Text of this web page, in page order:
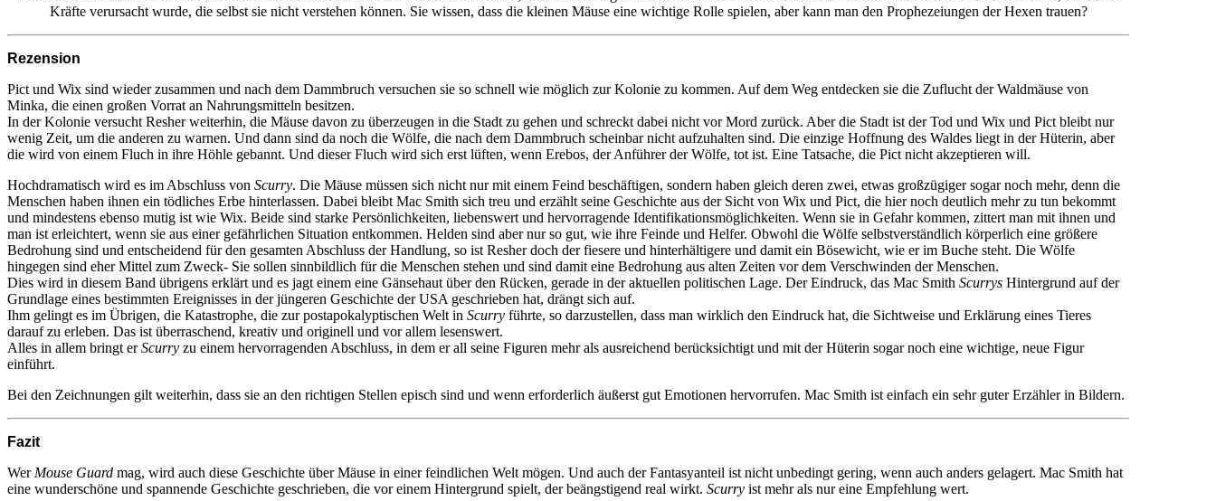
Kräfte verursacht wurde, die selbst sie nicht verstehen können. Sie wissen, dass die kleinen Mäuse eine wichtige Rolle spielen, aber kann man den Prophezeiungen der Hexen trauen?
Rezension
Pict und Wix sind wieder zusammen und nach dem Dammbruch versuchen sie so schnell wie möglich zur Kolonie zu kommen. Auf dem Weg entdecken sie die Zuflucht der Waldmäuse von
Minka, die einen großen Vorrat an Nahrungsmitteln besitzen.
In der Kolonie versucht Resher weiterhin, die Mäuse davon zu überzeugen in die Stadt zu gehen und schreckt dabei nicht vor Mord zurück. Aber die Stadt ist der Tod und Wix und Pict bleibt nur
wenig Zeit, um die anderen zu warnen. Und dann sind da noch die Wölfe, die nach dem Dammbruch scheinbar nicht aufzuhalten sind. Die einzige Hoffnung des Waldes liegt in der Hüterin, aber
die wird von einem Fluch in ihre Höhle gebannt. Und dieser Fluch wird sich erst lüften, wenn Erebos, der Anführer der Wölfe, tot ist. Eine Tatsache, die Pict nicht akzeptieren will.
Hochdramatisch wird es im Abschluss von Scurry. Die Mäuse müssen sich nicht nur mit einem Feind beschäftigen, sondern haben gleich deren zwei, etwas großzügiger sogar noch mehr, denn die
Menschen haben ihnen ein tödliches Erbe hinterlassen. Dabei bleibt Mac Smith sich treu und erzählt seine Geschichte aus der Sicht von Wix und Pict, die hier noch deutlich mehr zu tun bekommt
und mindestens ebenso mutig ist wie Wix. Beide sind starke Persönlichkeiten, liebenswert und hervorragende Identifikationsmöglichkeiten. Wenn sie in Gefahr kommen, zittert man mit ihnen und
man ist erleichtert, wenn sie aus einer gefährlichen Situation entkommen. Helden sind aber nur so gut, wie ihre Feinde und Helfer. Obwohl die Wölfe selbstverständlich körperlich eine größere
Bedrohung sind und entscheidend für den gesamten Abschluss der Handlung, so ist Resher doch der fiesere und hinterhältigere und damit ein Bösewicht, wie er im Buche steht. Die Wölfe
hingegen sind eher Mittel zum Zweck- Sie sollen sinnbildlich für die Menschen stehen und sind damit eine Bedrohung aus alten Zeiten vor dem Verschwinden der Menschen.
Dies wird in diesem Band übrigens erklärt und es jagt einem eine Gänsehaut über den Rücken, gerade in der aktuellen politischen Lage. Der Eindruck, das Mac Smith Scurrys Hintergrund auf der
Grundlage eines bestimmten Ereignisses in der jüngeren Geschichte der USA geschrieben hat, drängt sich auf.
Ihm gelingt es im Übrigen, die Katastrophe, die zur postapokalyptischen Welt in Scurry führte, so darzustellen, dass man wirklich den Eindruck hat, die Sichtweise und Erklärung eines Tieres
darauf zu erleben. Das ist überraschend, kreativ und originell und vor allem lesenswert.
Alles in allem bringt erScurry zu einem hervorragenden Abschluss, in dem er all seine Figuren mehr als ausreichend berücksichtigt und mit der Hüterin sogar noch eine wichtige, neue Figur
einführt.
Bei den Zeichnungen gilt weiterhin, dass sie an den richtigen Stellen episch sind und wenn erforderlich äußerst gut Emotionen hervorrufen. Mac Smith ist einfach ein sehr guter Erzähler in Bildern.
Fazit
Wer Mouse Guard mag, wird auch diese Geschichte über Mäuse in einer feindlichen Welt mögen. Und auch der Fantasyanteil ist nicht unbedingt gering, wenn auch anders gelagert. Mac Smith hat
eine wunderschöne und spannende Geschichte geschrieben, die vor einem Hintergrund spielt, der beängstigend real wirkt. Scurry ist mehr als nur eine Empfehlung wert.